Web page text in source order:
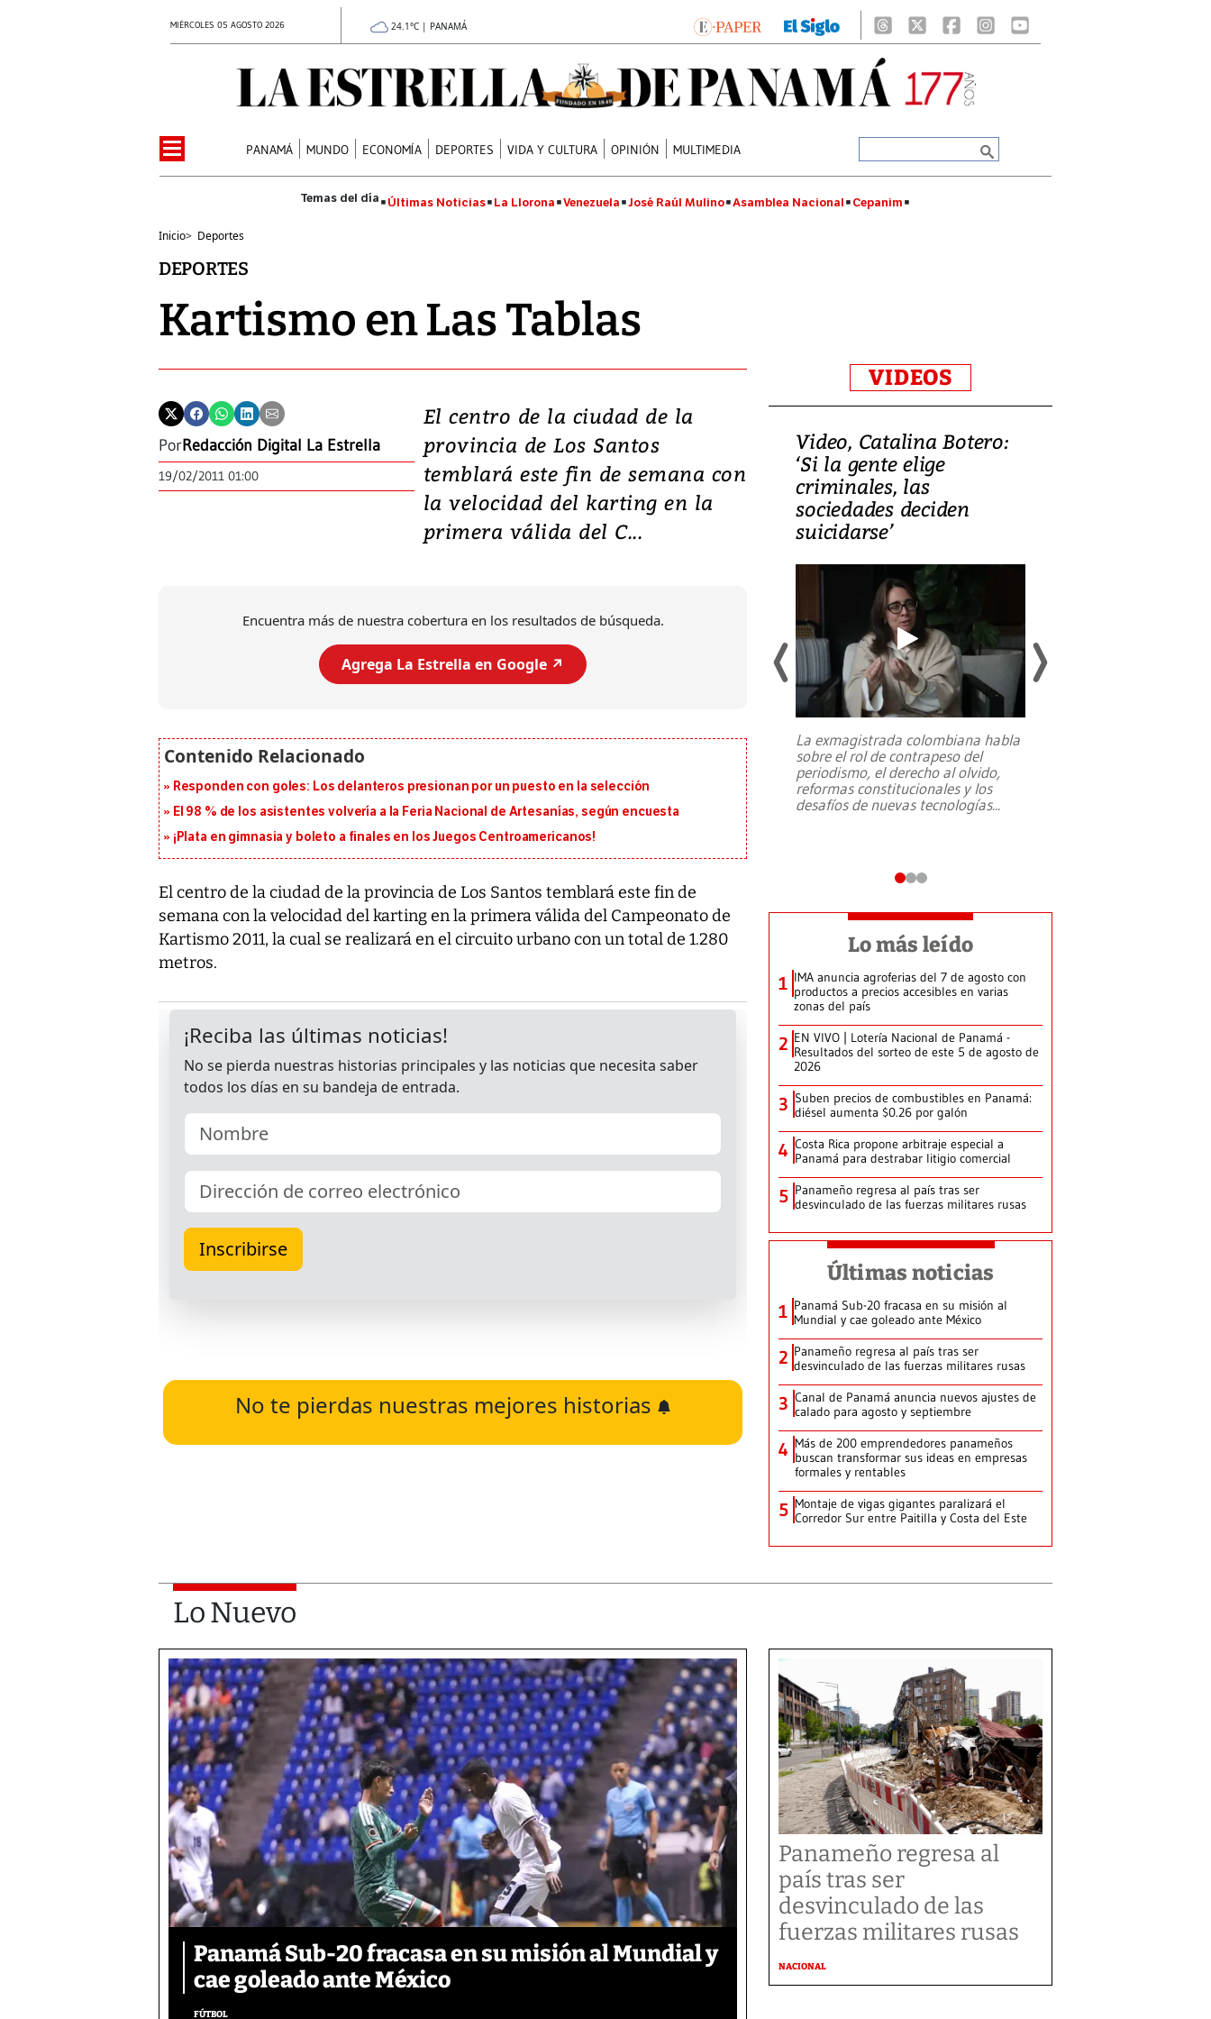
MIÉRCOLES 05 AGOSTO 2026 24.1°C | PANAMÁ
PANAMÁ MUNDO ECONOMÍA DEPORTES VIDA Y CULTURA OPINIÓN MULTIMEDIA
Últimas Noticias La Llorona Venezuela José Raúl Mulino Asamblea Nacional Cepanim
Inicio> Deportes
DEPORTES
Kartismo en Las Tablas
PorRedacción Digital La Estrella
19/02/2011 01:00
El centro de la ciudad de la
provincia de Los Santos
temblará este fin de semana con
la velocidad del karting en la
primera válida del C...
Encuentra más de nuestra cobertura en los resultados de búsqueda.
Agrega La Estrella en Google ↗️
Responden con goles: Los delanteros presionan por un puesto en la selección
El 98 % de los asistentes volvería a la Feria Nacional de Artesanías, según encuesta
¡Plata en gimnasia y boleto a finales en los Juegos Centroamericanos!
El centro de la ciudad de la provincia de Los Santos temblará este fin de
semana con la velocidad del karting en la primera válida del Campeonato de
Kartismo 2011, la cual se realizará en el circuito urbano con un total de 1.280
metros.
No te pierdas nuestras mejores historias
VIDEOS
Video, Japón: Terremoto
deja heridos y graves
daños en Kumamoto
al sur de Japón, provocando una
Video, Catalina Botero:
‘Si la gente elige
criminales, las
sociedades deciden
suicidarse’
La exmagistrada colombiana habla
sobre el rol de contrapeso del
periodismo, el derecho al olvido,
reformas constitucionales y los
desafíos de nuevas tecnologías...
Lo más leído
1 IMA anuncia agroferias del 7 de agosto con
productos a precios accesibles en varias
zonas del país
2 EN VIVO | Lotería Nacional de Panamá -
Resultados del sorteo de este 5 de agosto de
2026
3 Suben precios de combustibles en Panamá:
diésel aumenta $0.26 por galón
4 Costa Rica propone arbitraje especial a
Panamá para destrabar litigio comercial
5 Panameño regresa al país tras ser
desvinculado de las fuerzas militares rusas
Últimas noticias
1 Panamá Sub-20 fracasa en su misión al
Mundial y cae goleado ante México
2 Panameño regresa al país tras ser
desvinculado de las fuerzas militares rusas
3 Canal de Panamá anuncia nuevos ajustes de
calado para agosto y septiembre
4 Más de 200 emprendedores panameños
buscan transformar sus ideas en empresas
formales y rentables
5 Montaje de vigas gigantes paralizará el
Corredor Sur entre Paitilla y Costa del Este
Lo Nuevo
Panamá Sub-20 fracasa en su misión al Mundial y
cae goleado ante México
FÚTBOL
Panameño regresa al
país tras ser
desvinculado de las
fuerzas militares rusas
NACIONAL